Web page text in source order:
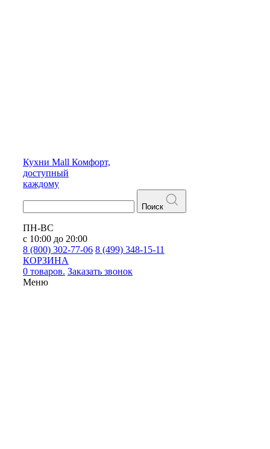
Кухни Mall Комфорт,
доступный
каждому
Поиск
ПН-ВС
с 10:00 до 20:00
8 (800) 302-77-06 8 (499) 348-15-11
КОРЗИНА
0 товаров. Заказать звонок
Меню